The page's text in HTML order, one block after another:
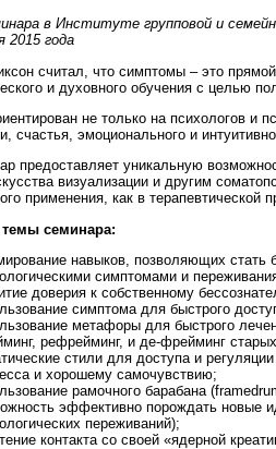
в Институте групповой и
2015 года
считал, что симптомы – это
и духовного обучения с целью
не только на психологов и
счастья, эмоционального и
предоставляет уникальную
визуализации и другим
применения, как в терапевтической
семинара:
навыков, позволяющих стать
симптомами и
доверия к собственному
симптома для быстрого
метафоры для быстрого
рефрейминг, и де-фрейминг
стили для доступа и
и хорошему самочувствию;
рамочного барабана
эффективно порождать новые
переживаний);
контакта со своей «ядерной